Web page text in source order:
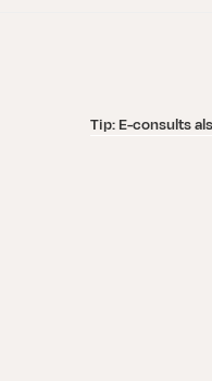
Tip: E-consults